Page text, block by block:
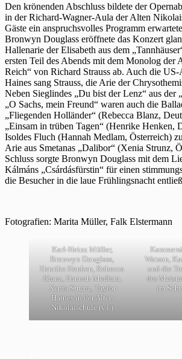
Den krönenden Abschluss bildete der
in der Richard-Wagner-Aula der Alten
Gäste ein anspruchsvolles Programm
Bronwyn Douglass eröffnete das Konzert
Hallenarie der Elisabeth aus dem
ersten Teil des Abends mit dem Monolog der
Reich“ von Richard Strauss ab. Auch die
Haines sang Strauss, die Arie der
Neben Sieglindes „Du bist der Lenz“ aus der
„O Sachs, mein Freund“ waren auch die
„Fliegenden Holländer“ (Rebecca Blanz,
„Einsam in trüben Tagen“ (Henrike Henken,
Isoldes Fluch (Hannah Medlam, Österreich)
Arie aus Smetanas „Dalibor“ (Xenia Strunz,
Schluss sorgte Bronwyn Douglass mit dem
Kálmáns „Csárdásfürstin“ für einen
die Besucher in die laue Frühlingsnacht
Fotografien: Marita Müller, Falk Elstermann
Karl-Heinz Müller,
Bronwyn Douglass,
Henrike Henken, Rebecca
Blanz, Hannah Medlam,
Xenia Strunz, Taylor
Haines in der Alten
Nikolaischule (v.l.)
Watson,
und die
des
im